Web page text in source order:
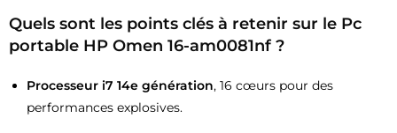
Quels sont les points clés à retenir sur le Pc
portable HP Omen 16-am0081nf ?
Processeur i7 14e génération, 16 cœurs pour des
performances explosives.